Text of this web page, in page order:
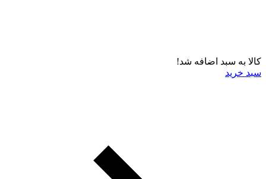
کالا به سبد اضافه شد!
سبد خرید